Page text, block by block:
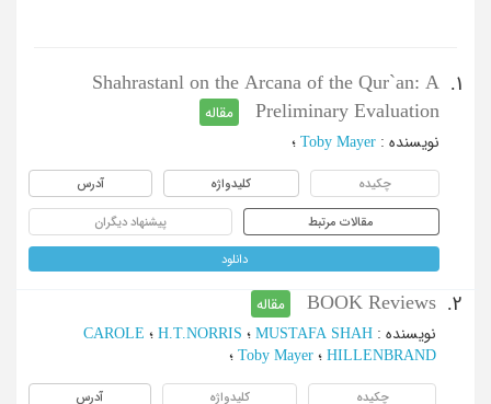
1.
Shahrastanl on the Arcana of the Qur`an: A
Preliminary Evaluation
مقاله
نویسنده :
Toby Mayer ؛
چکیده کلیدواژه آدرس
مقالات مرتبط پیشنهاد دیگران
دانلود
2.
BOOK Reviews
مقاله
نویسنده :
MUSTAFA SHAH ؛ H.T.NORRIS ؛ CAROLE
HILLENBRAND ؛ Toby Mayer ؛
چکیده کلیدواژه آدرس